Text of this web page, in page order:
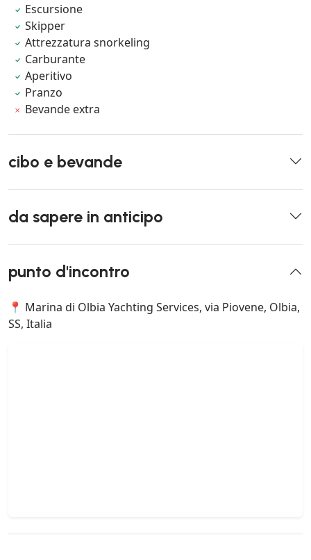
Escursione
Skipper
Attrezzatura snorkeling
Carburante
Aperitivo
Pranzo
Bevande extra
cibo e bevande
da sapere in anticipo
punto d'incontro
📍 Marina di Olbia Yachting Services, via Piovene, Olbia,
SS, Italia